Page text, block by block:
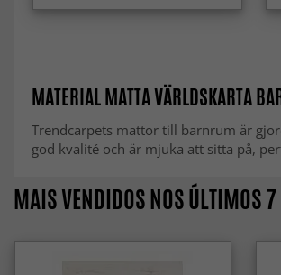
MATERIAL MATTA VÄRLDSKARTA
Trendcarpets mattor till barnrum är
god kvalité och är mjuka att sitta på,
MAIS VENDIDOS NOS ÚLTIMOS